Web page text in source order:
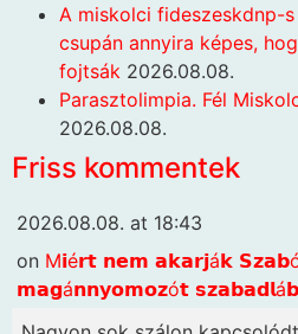
A miskolci fideszeskdnp-
csupán annyira képes,
fojtsák 2026.08.08.
Parasztolimpia. Fél
2026.08.08.
Friss kommentek
2026.08.08. at 18:43
on M𝗶é𝗿𝘁 𝗻𝗲𝗺 𝗮𝗸𝗮𝗿𝗷á𝗸
𝗺𝗮𝗴á𝗻𝗻𝘆𝗼𝗺𝗼𝘇ó𝘁